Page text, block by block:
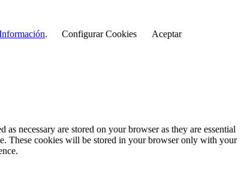
. Configurar Cookies
Aceptar
necessary are stored on your browser as they are essential
These cookies will be stored in your browser only with your